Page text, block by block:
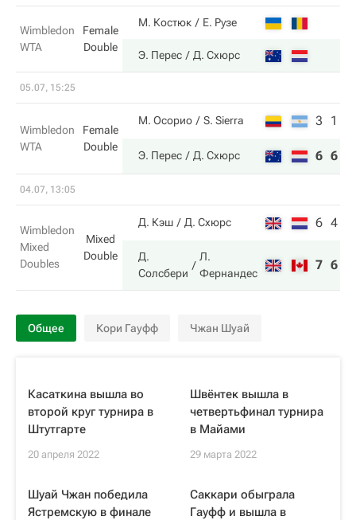
Wimbledon
WTA
Female
Double
М. Костюк Е. Рузе
Э. Перес Д. Схюрс
05.07, 15:25
Wimbledon
WTA
Female
Double
М. Осорио S. Sierra 3 1
Э. Перес Д. Схюрс 6 6
04.07, 13:05
Wimbledon
Mixed
Doubles
Mixed
Double
Д. Кэш Д. Схюрс 6 4
Д.
Солсбери
Л.
Фернандес
7 6
Общее Кори Гауфф Чжан Шуай
Касаткина вышла во
второй круг турнира в
Штутгарте
20 апреля 2022
Швёнтек вышла в
четвертьфинал турнира
в Майами
29 марта 2022
Шуай Чжан победила
Ястремскую в финале
Саккари обыграла
Гауфф и вышла в